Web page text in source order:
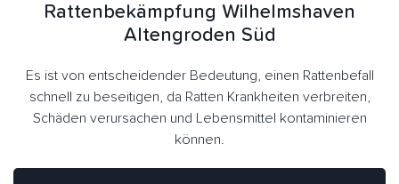
Rattenbekämpfung Wilhelmshaven
Altengroden Süd
Es ist von entscheidender Bedeutung, einen Rattenbefall
schnell zu beseitigen, da Ratten Krankheiten verbreiten,
Schäden verursachen und Lebensmittel kontaminieren
können.